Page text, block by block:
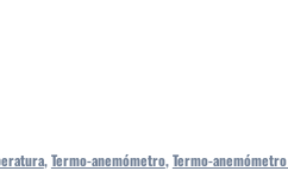
,Termo-anemómetro,Termo-